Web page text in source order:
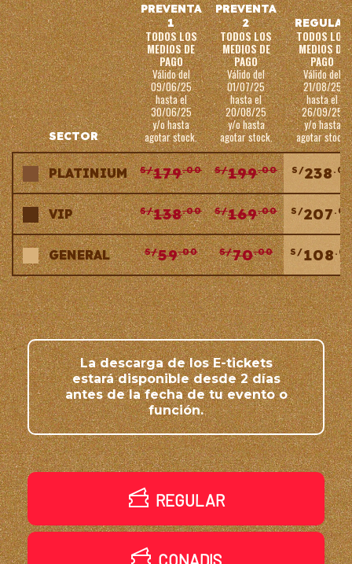
SECTOR
PREVENTA
1
TODOS LOS
MEDIOS DE
PAGO
Válido del
09/06/25
hasta el
30/06/25
y/o hasta
agotar stock.
PREVENTA
2
TODOS LOS
MEDIOS DE
PAGO
Válido del
01/07/25
hasta el
20/08/25
y/o hasta
agotar stock.
REGULAR
TODOS LOS
MEDIOS DE
PAGO
Válido del
21/08/25
hasta el
26/09/25
y/o hasta
agotar stock.
PLATINIUM S/179.00 S/199.00 S/238 .00
VIP S/138.00 S/169.00 S/207
GENERAL S/59.00 S/70.00 S/108
La descarga de los E-tickets
estará disponible desde 2 días
antes de la fecha de tu evento o
función.
REGULAR
CONADIS